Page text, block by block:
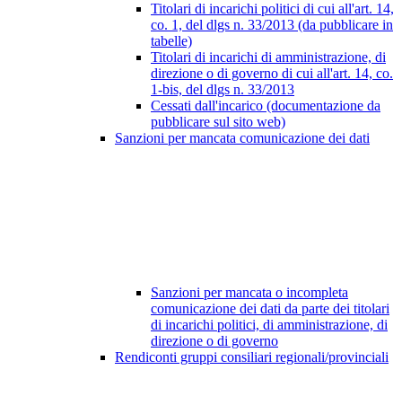
Titolari di incarichi politici di cui all'art. 14,
co. 1, del dlgs n. 33/2013 (da pubblicare in
tabelle)
Titolari di incarichi di amministrazione, di
direzione o di governo di cui all'art. 14, co.
1-bis, del dlgs n. 33/2013
Cessati dall'incarico (documentazione da
pubblicare sul sito web)
Sanzioni per mancata comunicazione dei dati
Sanzioni per mancata o incompleta
comunicazione dei dati da parte dei titolari
di incarichi politici, di amministrazione, di
direzione o di governo
Rendiconti gruppi consiliari regionali/provinciali